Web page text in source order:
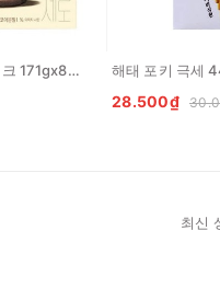
롯데 제로 카카오 케이크 171gx8개 LOTTE Banh zero cacao
28.500₫
최신